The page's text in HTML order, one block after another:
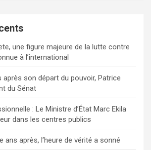
une figure majeure de la lutte contre
à l’international
après son départ du pouvoir, Patrice
du Sénat
: Le Ministre d’État Marc Ekila
dans les centres publics
ans après, l’heure de vérité a sonné